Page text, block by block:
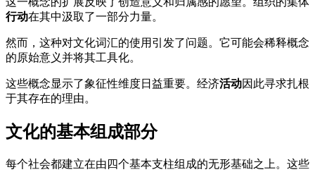
行动在其中汲取了一部分力量。
然而，这种对文化词汇的使用引发了问题。它可能会稀释概念
的原始意义并将其工具化。
这些概念显示了象征性维度日益重要。经济活动因此寻求扎根
于其存在的理由。
文化的基本组成部分
每个社会都建立在由四个基本支柱组成的无形基础之上。这些